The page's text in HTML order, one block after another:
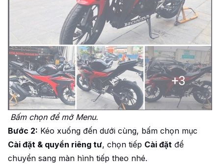
Bấm chọn để mở Menu.
Bước 2: Kéo xuống đến dưới cùng, bấm chọn mục
Cài đặt & quyền riêng tư, chọn tiếp Cài đặt để
chuyển sang màn hình tiếp theo nhé.